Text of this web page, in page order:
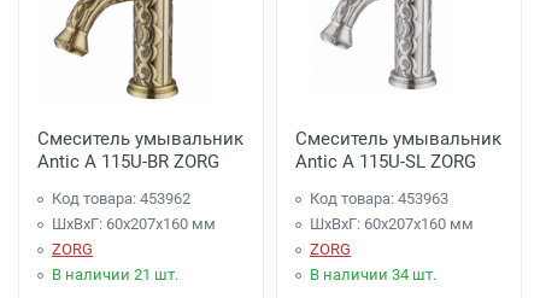
Смеситель умывальник
Antic A 115U-BR ZORG
Код товара: 453962
ШхВхГ: 60х207х160 мм
ZORG
В наличии 21 шт.
Смеситель умывальник
Antic A 115U-SL ZORG
Код товара: 453963
ШхВхГ: 60х207х160 мм
ZORG
В наличии 34 шт.